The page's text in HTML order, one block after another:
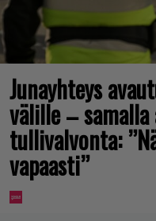
Junayhteys
välille – samalla
tullivalvonta:
vapaasti”